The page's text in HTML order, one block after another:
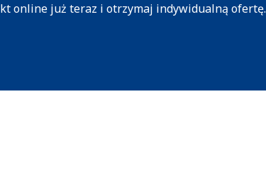
online już teraz i otrzymaj indywidualną ofertę.